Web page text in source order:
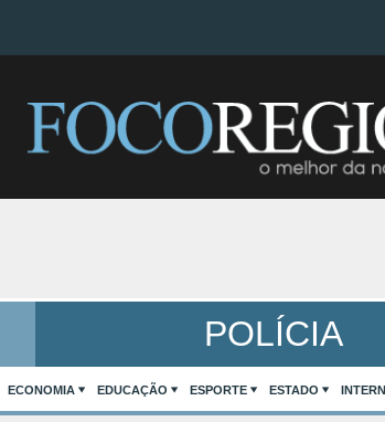
POLÍCIA
ECONOMIA EDUCAÇÃO ESPORTE ESTADO